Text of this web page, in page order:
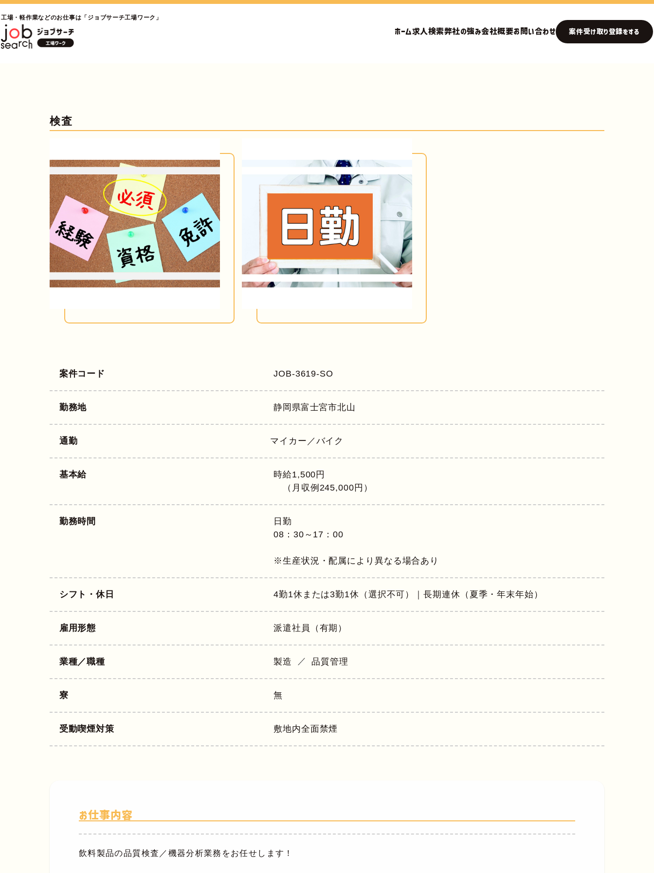
工場・軽作業などのお仕事は「ジョブサーチ工場ワーク」
ホーム求人検索弊社の強み会社概要お問い合わせ 案件受け取り登録をする
検査
案件コード JOB-3619-SO
勤務地 静岡県富士宮市北山
通勤 マイカー／バイク
基本給
時給1,500円
（月収例245,000円）
勤務時間
日勤
08：30～17：00
※生産状況・配属により異なる場合あり
シフト・休日 4勤1休または3勤1休（選択不可）｜長期連休（夏季・年末年始）
雇用形態 派遣社員（有期）
業種／職種 製造 品質管理
寮 無
受動喫煙対策 敷地内全面禁煙
お仕事内容
飲料製品の品質検査／機器分析業務をお任せします！